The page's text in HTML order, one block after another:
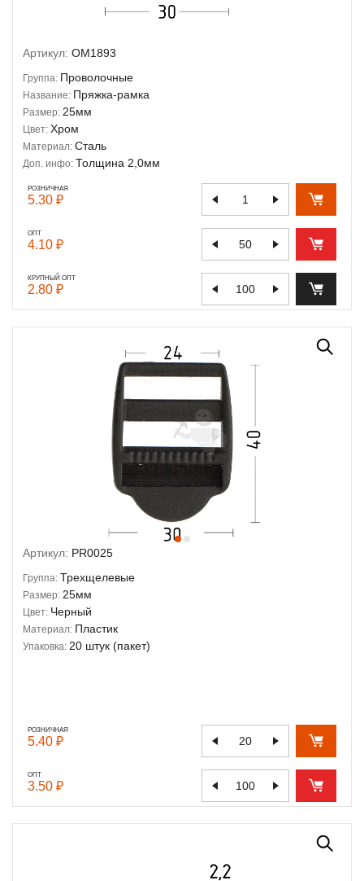
Артикул: OM1893
Группа: Проволочные
Название: Пряжка-рамка
Размер: 25мм
Цвет: Хром
Материал: Сталь
Доп. инфо: Толщина 2,0мм
РОЗНИЧНАЯ
5.30 ₽
ОПТ
4.10 ₽
КРУПНЫЙ ОПТ
2.80 ₽
Артикул: PR0025
Группа: Трехщелевые
Размер: 25мм
Цвет: Черный
Материал: Пластик
Упаковка: 20 штук (пакет)
РОЗНИЧНАЯ
5.40 ₽
ОПТ
3.50 ₽